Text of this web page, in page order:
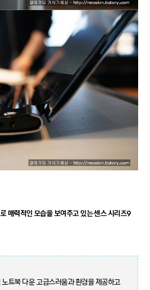
매력적인 모습을 보여주고 있는 센스 시리즈9
트북 다운 고급스러움과 환경을 제공하고